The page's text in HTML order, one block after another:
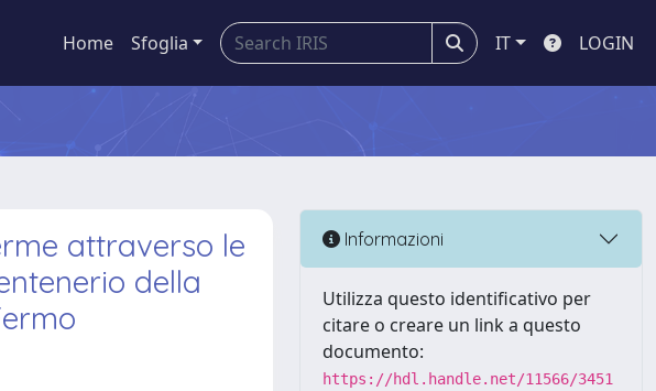
Home Sfoglia IT LOGIN
attraverso le
della
Informazioni
Utilizza questo identificativo per
citare o creare un link a questo
documento:
https://hdl.handle.net/11566/3451